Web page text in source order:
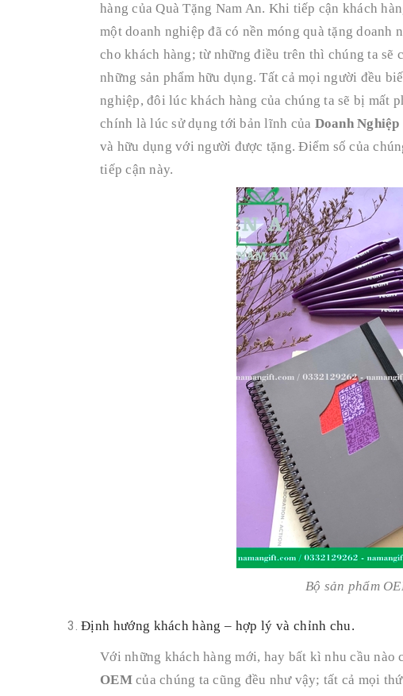
hàng của Quà Tặng Nam An. Khi tiếp cận khách
một doanh nghiệp đã có nền móng quà tặng doanh
cho khách hàng; từ những điều trên thì chúng ta sẽ
những sản phẩm hữu dụng. Tất cả mọi người đều
nghiệp, đôi lúc khách hàng của chúng ta sẽ bị mất
chính là lúc sử dụng tới bản lĩnh của Doanh
và hữu dụng với người được tặng. Điểm số của
tiếp cận này.
Bộ sản phẩm
Định hướng khách hàng – hợp lý và chỉnh chu.
Với những khách hàng mới, hay bất kì nhu cầu nào
OEMcủa chúng ta cũng đều như vậy; tất cả mọi